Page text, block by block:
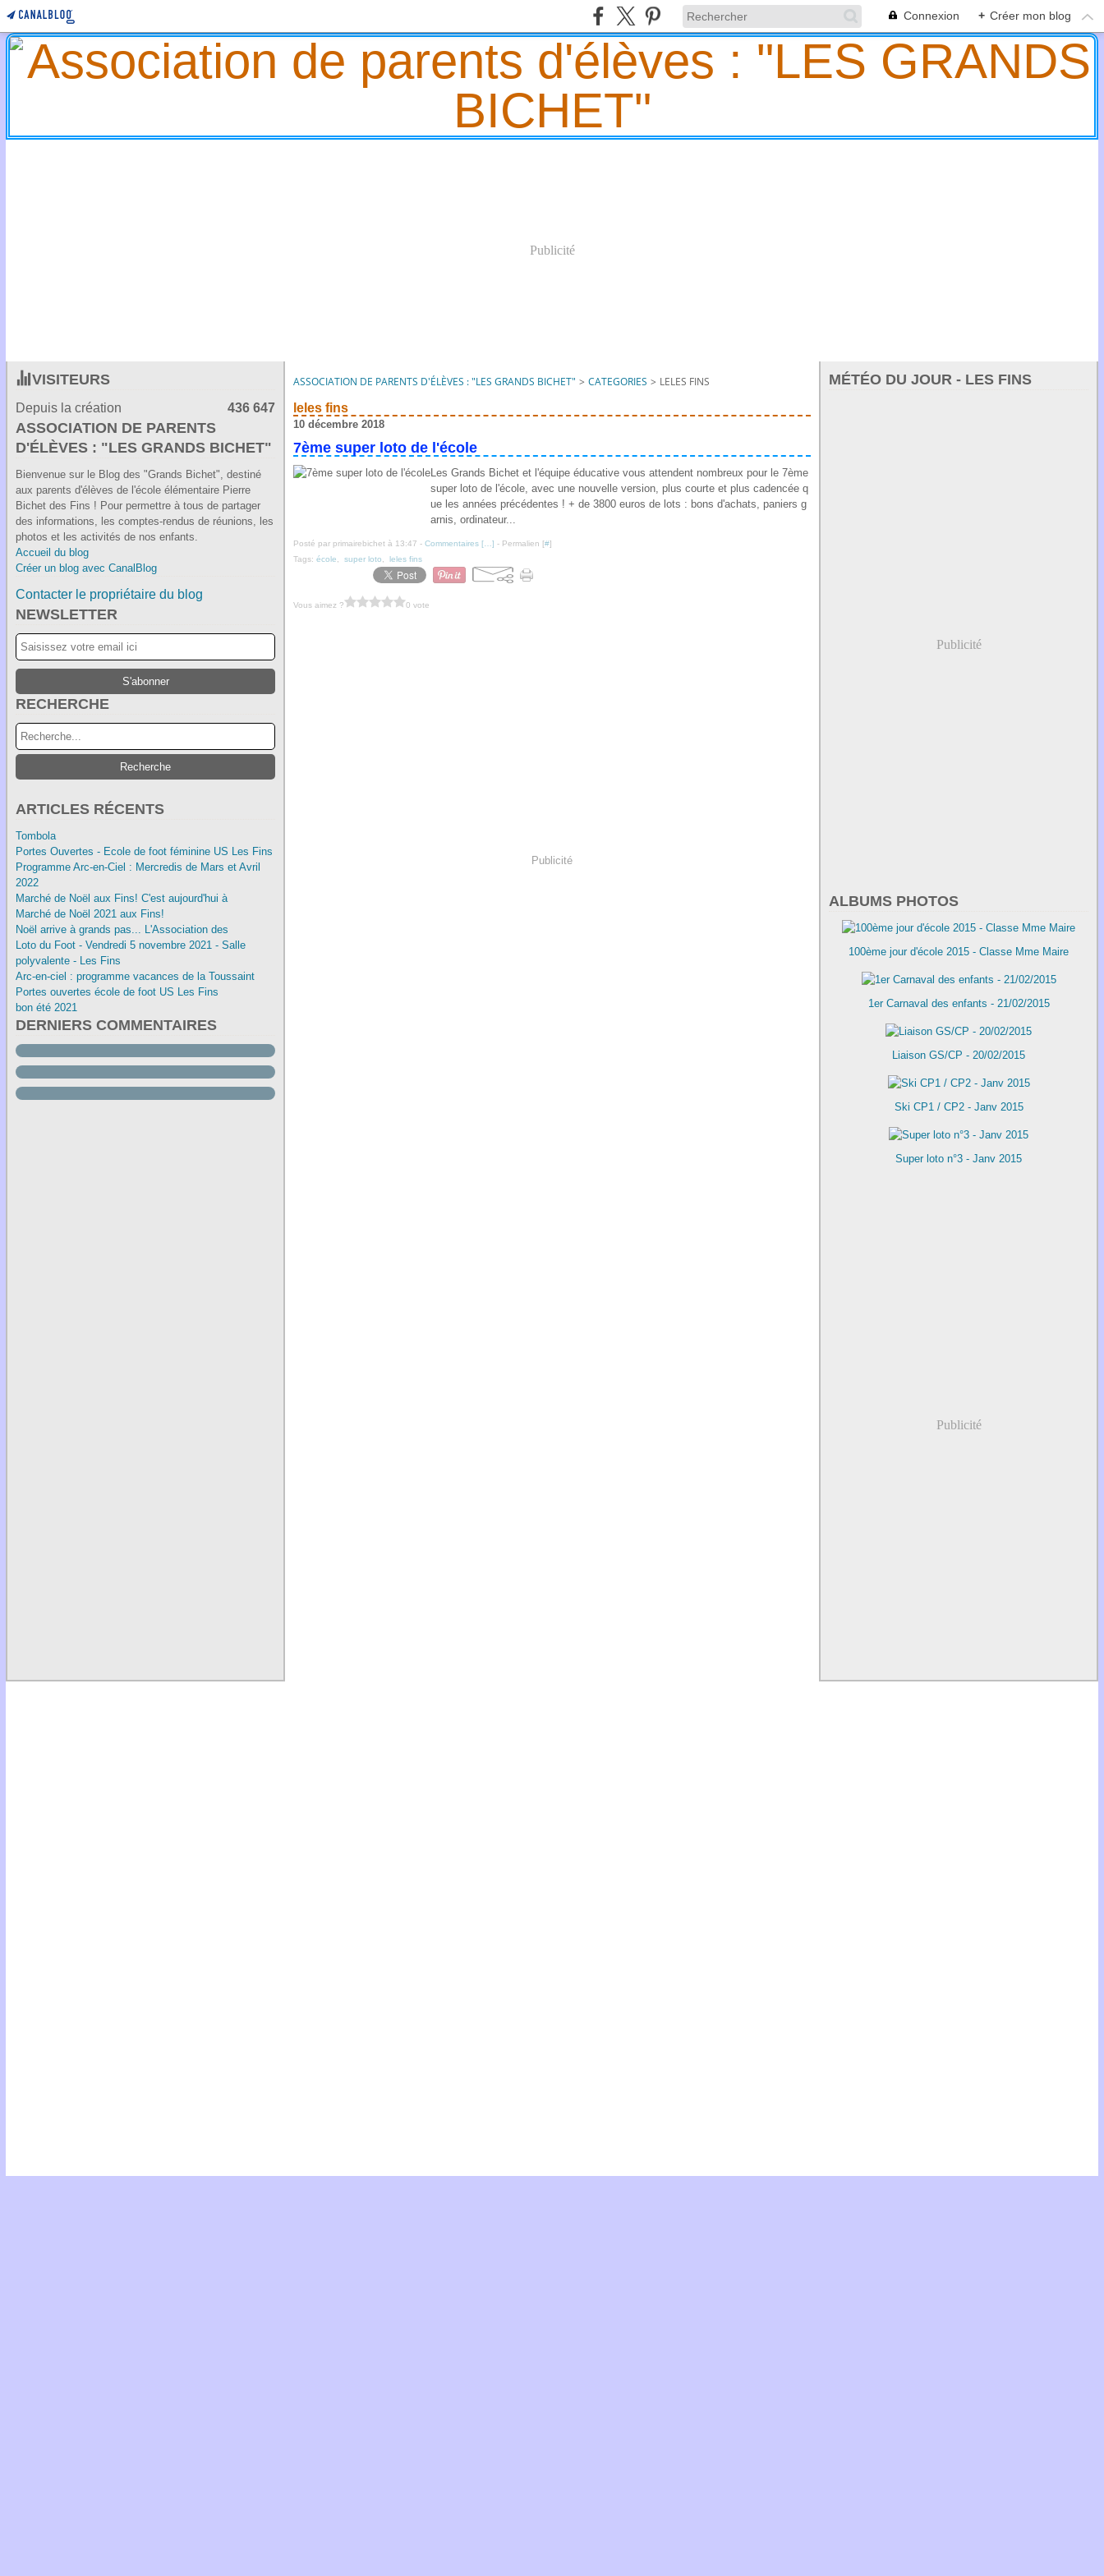
Connexion + Créer mon blog
Publicité
VISITEURS
Depuis la création 436 647
ASSOCIATION DE PARENTS
D'ÉLÈVES : "LES GRANDS BICHET"
Bienvenue sur le Blog des "Grands Bichet", destiné
aux parents d'élèves de l'école élémentaire Pierre
Bichet des Fins ! Pour permettre à tous de partager
des informations, les comptes-rendus de réunions, les
photos et les activités de nos enfants.
Accueil du blog
Créer un blog avec CanalBlog
Contacter le propriétaire du blog
NEWSLETTER
RECHERCHE
ARTICLES RÉCENTS
Tombola
Portes Ouvertes - Ecole de foot féminine US Les Fins
Programme Arc-en-Ciel : Mercredis de Mars et Avril
2022
Marché de Noël aux Fins! C'est aujourd'hui à
Marché de Noël 2021 aux Fins!
Noël arrive à grands pas... L'Association des
Loto du Foot - Vendredi 5 novembre 2021 - Salle
polyvalente - Les Fins
Arc-en-ciel : programme vacances de la Toussaint
Portes ouvertes école de foot US Les Fins
bon été 2021
DERNIERS COMMENTAIRES
ASSOCIATION DE PARENTS D'ÉLÈVES : "LES GRANDS BICHET" > CATEGORIES > LELES FINS
leles fins
10 décembre 2018
7ème super loto de l'école
Les Grands Bichet et l'équipe éducative vous attendent nombreux pour le 7ème
super loto de l'école, avec une nouvelle version, plus courte et plus cadencée q
ue les années précédentes ! + de 3800 euros de lots : bons d'achats, paniers g
arnis, ordinateur...
Posté par primairebichet à 13:47 - Commentaires [ ] - Permalien [#]
Tags: école super loto leles fins
Vous aimez ? 0 vote
Publicité
MÉTÉO DU JOUR - LES FINS
Publicité
ALBUMS PHOTOS
100ème jour d'école 2015 - Classe Mme Maire
1er Carnaval des enfants - 21/02/2015
Liaison GS/CP - 20/02/2015
Ski CP1 / CP2 - Janv 2015
Super loto n°3 - Janv 2015
Publicité